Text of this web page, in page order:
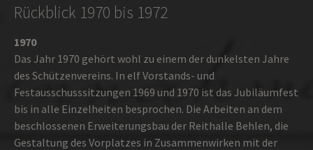
Rückblick 1970 bis 1972
1970
Das Jahr 1970 gehört wohl zu einem der dunkelsten Jahre
des Schützenvereins. In elf Vorstands- und
Festausschusssitzungen 1969 und 1970 ist das Jubiläumfest
bis in alle Einzelheiten besprochen. Die Arbeiten an dem
beschlossenen Erweiterungsbau der Reithalle Behlen, die
Gestaltung des Vorplatzes in Zusammenwirken mit der